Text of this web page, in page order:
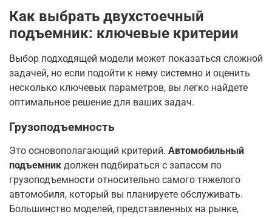
Как выбрать двухстоечный
подъемник: ключевые критерии
Выбор подходящей модели может показаться сложной
задачей, но если подойти к нему системно и оценить
несколько ключевых параметров, вы легко найдете
оптимальное решение для ваших задач.
Грузоподъемность
Это основополагающий критерий. Автомобильный
подъемник должен подбираться с запасом по
грузоподъемности относительно самого тяжелого
автомобиля, который вы планируете обслуживать.
Большинство моделей, представленных на рынке,